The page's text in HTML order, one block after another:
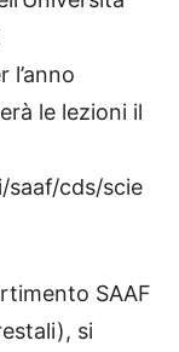
l’anno
le lezioni il
cds/scie
SAAF
si